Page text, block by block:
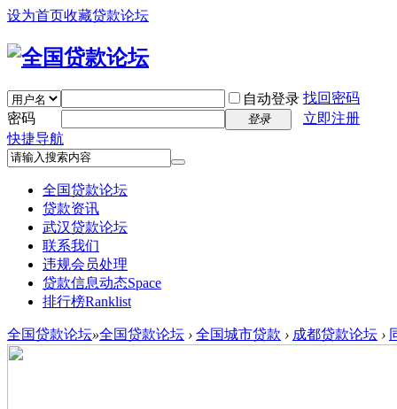
设为首页收藏贷款论坛
自动登录 找回密码
密码
登录
立即注册
快捷导航
全国贷款论坛
贷款资讯
武汉贷款论坛
联系我们
违规会员处理
贷款信息动态Space
排行榜Ranklist
全国贷款论坛»全国贷款论坛 › 全国城市贷款 › 成都贷款论坛 ›